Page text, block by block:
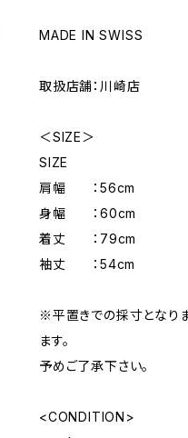
MADE IN SWISS
取扱店舗：川崎店
＜SIZE＞
SIZE
肩幅 ：56cm
身幅 ：60cm
着丈 ：79cm
袖丈 ：54cm
※平置きでの採寸となり
ます。
予めご了承下さい。
<CONDITION>